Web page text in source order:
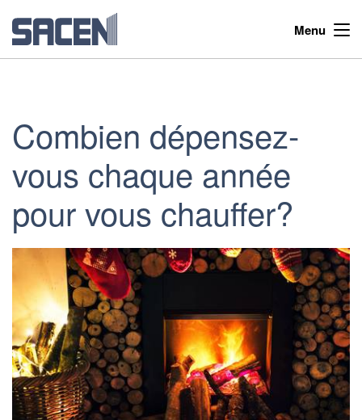
Menu
Combien dépensez-
vous chaque année
pour vous chauffer?